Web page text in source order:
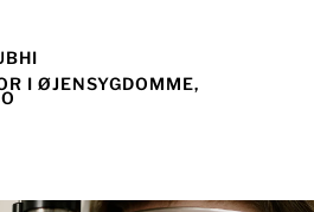
I ØJENSYGDOMME,